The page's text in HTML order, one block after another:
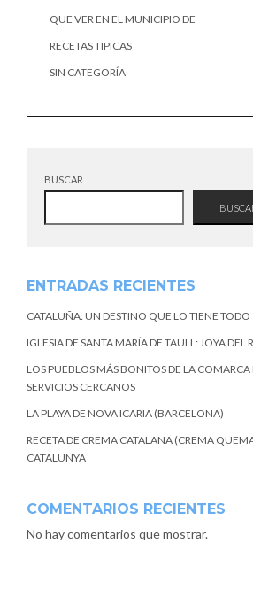
QUE VER EN EL MUNICIPIO DE
RECETAS TIPICAS
SIN CATEGORÍA
BUSCAR
ENTRADAS RECIENTES
CATALUÑA: UN DESTINO QUE LO TIENE TODO
IGLESIA DE SANTA MARÍA DE TAÜLL: JOYA
LOS PUEBLOS MÁS BONITOS DE LA COMARCA
SERVICIOS CERCANOS
LA PLAYA DE NOVA ICARIA (BARCELONA)
RECETA DE CREMA CATALANA (CREMA
CATALUNYA
COMENTARIOS RECIENTES
No hay comentarios que mostrar.